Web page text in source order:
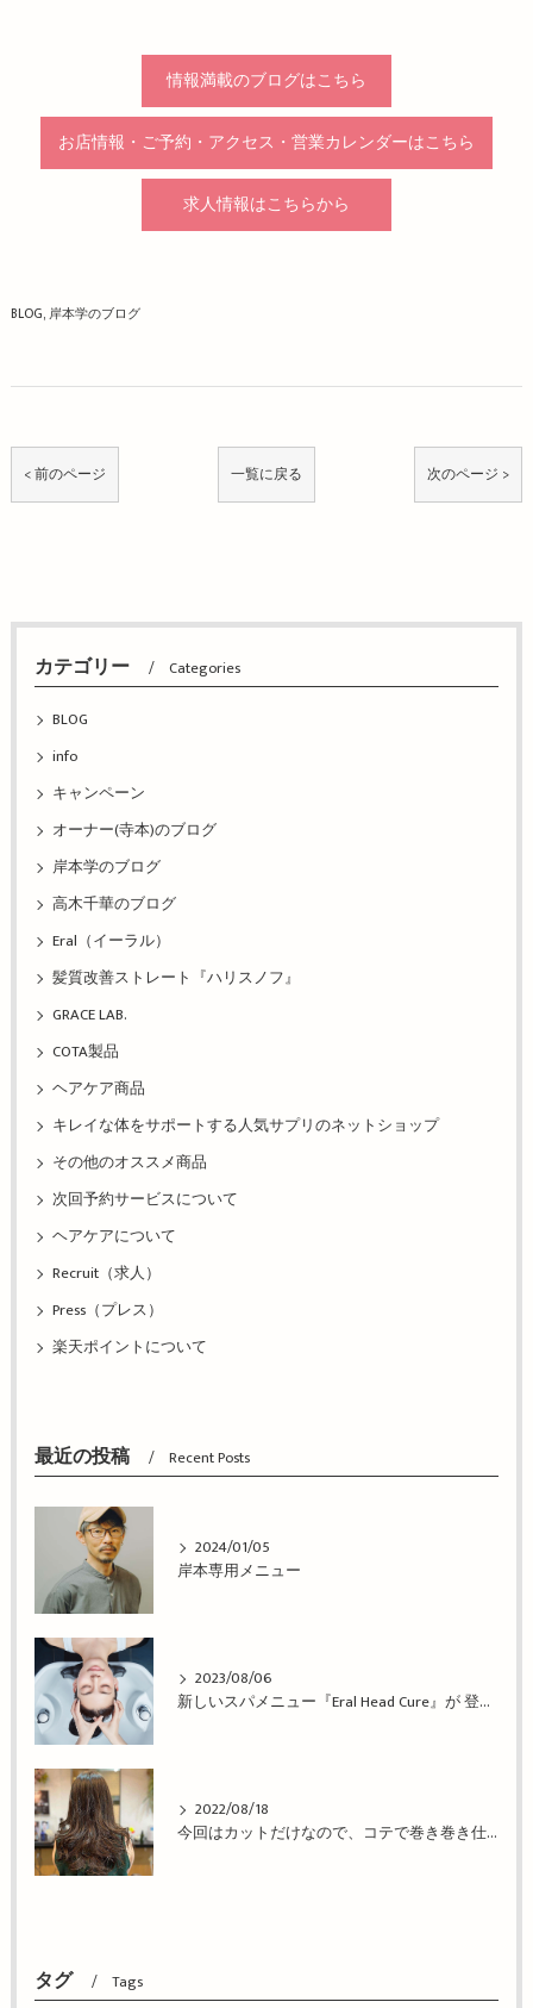
情報満載のブログはこちら
お店情報・ご予約・アクセス・営業カレンダーはこちら
求人情報はこちらから
BLOG 岸本学のブログ
< 前のページ 一覧に戻る 次のページ >
カテゴリー Categories
BLOG
info
キャンペーン
オーナー(寺本)のブログ
岸本学のブログ
高木千華のブログ
Eral（イーラル）
髪質改善ストレート『ハリスノフ』
GRACE LAB.
COTA製品
ヘアケア商品
キレイな体をサポートする人気サプリのネットショップ
その他のオススメ商品
次回予約サービスについて
ヘアケアについて
Recruit（求人）
Press（プレス）
楽天ポイントについて
最近の投稿 Recent Posts
2024/01/05
岸本専用メニュー
2023/08/06
新しいスパメニュー『Eral Head Cure』が 登場！姫路市の美容院BEREA(ベレア)はお客様のキレイを叶える美容室／ヘアサロン
2022/08/18
今回はカットだけなので、コテで巻き巻き仕上げ！姫路市の美容院BEREA(ベレア)はお客様のキレイを叶える美容室／ヘアサロン
タグ Tags